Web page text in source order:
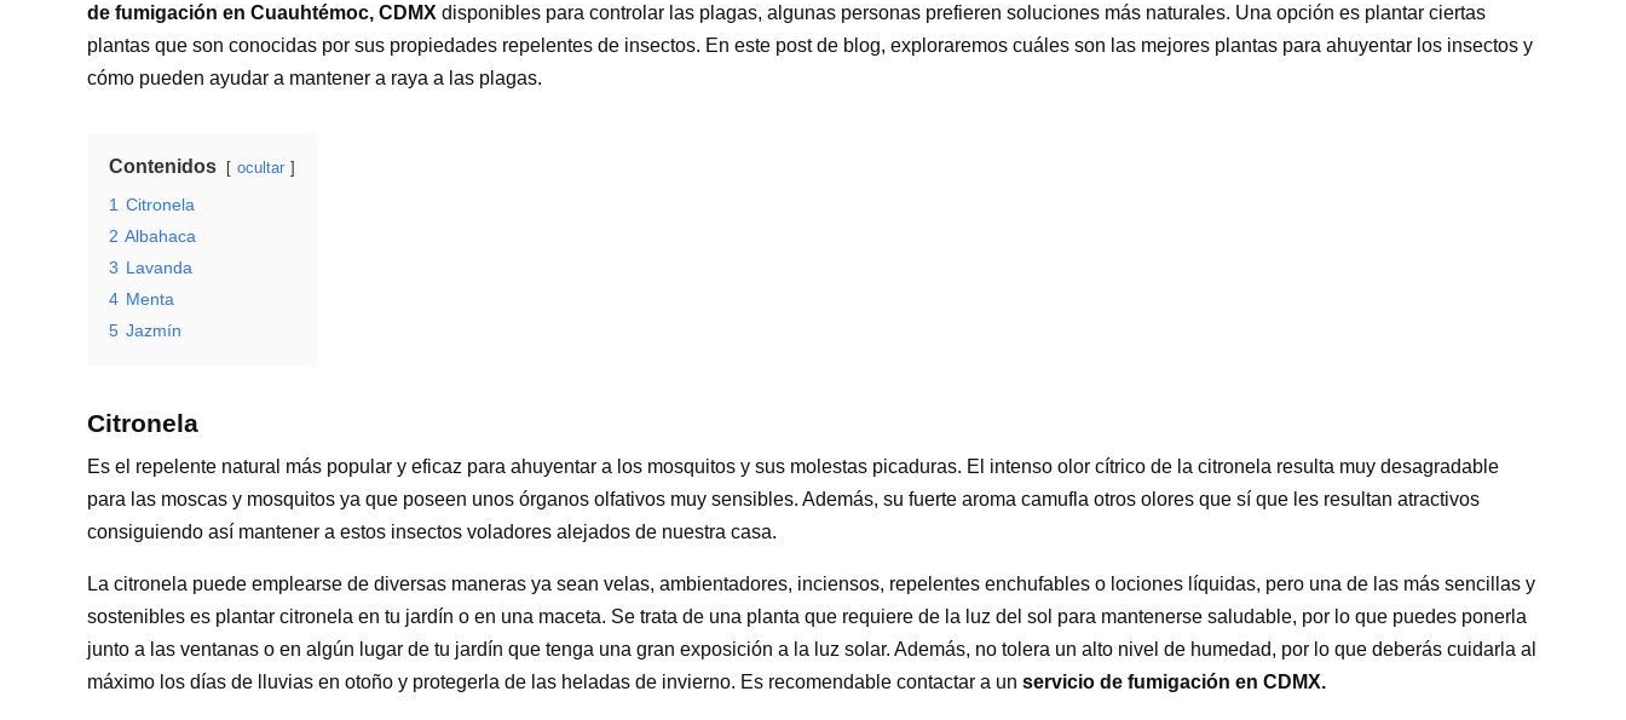
de fumigación en Cuauhtémoc, CDMX disponibles para controlar las plagas, algunas personas prefieren soluciones más naturales. Una opción es plantar ciertas
plantas que son conocidas por sus propiedades repelentes de insectos. En este post de blog, exploraremos cuáles son las mejores plantas para ahuyentar los insectos y
cómo pueden ayudar a mantener a raya a las plagas.
Contenidos ocultar
1 Citronela
2 Albahaca
3 Lavanda
4 Menta
5 Jazmín
Citronela
Es el repelente natural más popular y eficaz para ahuyentar a los mosquitos y sus molestas picaduras. El intenso olor cítrico de la citronela resulta muy desagradable
para las moscas y mosquitos ya que poseen unos órganos olfativos muy sensibles. Además, su fuerte aroma camufla otros olores que sí que les resultan atractivos
consiguiendo así mantener a estos insectos voladores alejados de nuestra casa.
La citronela puede emplearse de diversas maneras ya sean velas, ambientadores, inciensos, repelentes enchufables o lociones líquidas, pero una de las más sencillas y
sostenibles es plantar citronela en tu jardín o en una maceta. Se trata de una planta que requiere de la luz del sol para mantenerse saludable, por lo que puedes ponerla
junto a las ventanas o en algún lugar de tu jardín que tenga una gran exposición a la luz solar. Además, no tolera un alto nivel de humedad, por lo que deberás cuidarla al
máximo los días de lluvias en otoño y protegerla de las heladas de invierno. Es recomendable contactar a un servicio de fumigación en CDMX.